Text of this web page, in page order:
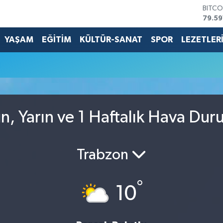
YAŞAM EĞİTİM KÜLTÜR-SANAT SPOR
Yarın ve 1 Haftalık Hava
Trabzon
10°